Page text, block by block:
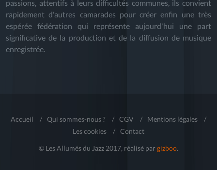
passions, attentifs à leurs difficultés communes, ils convient
rapidement d'autres camarades pour créer enfin une très
espérée fédération qui représente aujourd'hui une part
significative de la production et de la diffusion de musique
enregistrée.
Accueil / Qui sommes-nous ? / CGV / Mentions légales
/
Les cookies
/ Contact
© Les Allumés du Jazz 2017, réalisé par gizboo.